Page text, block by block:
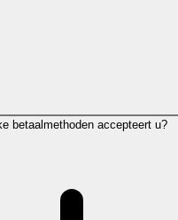
betaalmethoden accepteert u?